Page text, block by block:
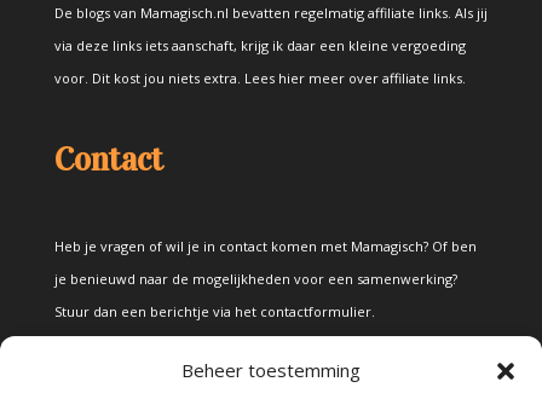
Beheer toestemming
De blogs van Mamagisch.nl bevatten regelmatig affiliate links. Als jij
via deze links iets aanschaft, krijg ik daar een kleine vergoeding
voor. Dit kost jou niets extra. Lees hier meer over affiliate links.
Contact
Heb je vragen of wil je in contact komen met Mamagisch? Of ben
je benieuwd naar de mogelijkheden voor een samenwerking?
Stuur dan een berichtje via het contactformulier.